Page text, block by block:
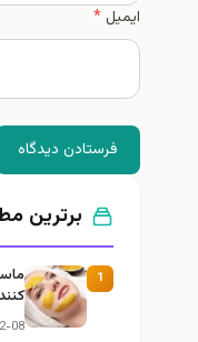
ایمیل*
فرستادن دیدگاه
برترین
1
08